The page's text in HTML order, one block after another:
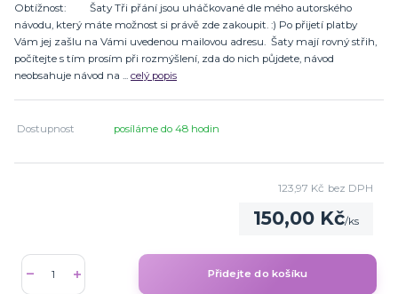
Obtížnost: Šaty Tři přání jsou uháčkované dle mého autorského
návodu, který máte možnost si právě zde zakoupit. :) Po přijetí platby
Vám jej zašlu na Vámi uvedenou mailovou adresu. Šaty mají rovný střih,
počítejte s tím prosím při rozmýšlení, zda do nich půjdete, návod
neobsahuje návod na ... celý popis
Dostupnost posíláme do 48 hodin
150,00 Kč/ks
123,97 Kč bez DPH
Přidejte do košíku